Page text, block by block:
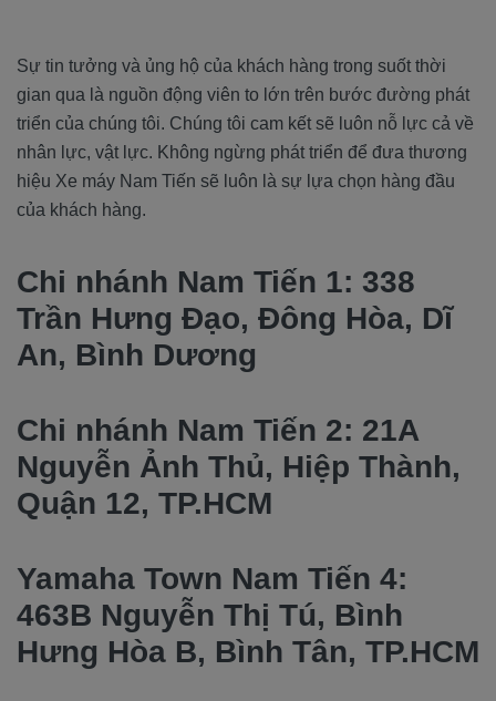
Sự tin tưởng và ủng hộ của khách hàng trong suốt thời
gian qua là nguồn động viên to lớn trên bước đường phát
triển của chúng tôi. Chúng tôi cam kết sẽ luôn nỗ lực cả về
nhân lực, vật lực. Không ngừng phát triển để đưa thương
hiệu Xe máy Nam Tiến sẽ luôn là sự lựa chọn hàng đầu
của khách hàng.
Chi nhánh Nam Tiến 1: 338
Trần Hưng Đạo, Đông Hòa, Dĩ
An, Bình Dương
Chi nhánh Nam Tiến 2: 21A
Nguyễn Ảnh Thủ, Hiệp Thành,
Quận 12, TP.HCM
Yamaha Town Nam Tiến 4:
463B Nguyễn Thị Tú, Bình
Hưng Hòa B, Bình Tân, TP.HCM